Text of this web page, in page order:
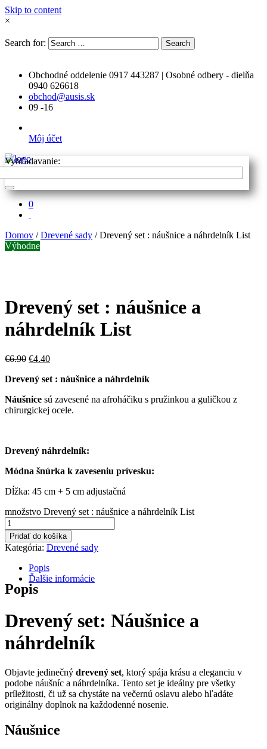
Skip to content
×
Search for: Search
Obchodné oddelenie 0917 443287 | Osobné odbery - dielňa
0940 626618
obchod@ausis.sk
09 -16
Môj účet
Vyhľadavanie:
0
Domov /Drevené sady / Drevený set : náušnice a náhrdelník List
Výhodne
Drevený set : náušnice a
náhrdelník List
€6.90 €4.40
Drevený set : náušnice a náhrdelník
Náušnice sú zavesené na afroháčiku s pružinkou a guličkou z
chirurgickej ocele.
Drevený náhrdelník:
Módna šnúrka k zaveseniu prívesku:
Dĺžka: 45 cm + 5 cm adjustačná
množstvo Drevený set : náušnice a náhrdelník List
Pridať do košíka
Kategória: Drevené sady
Popis
Ďalšie informácie
Popis
Drevený set: Náušnice a
náhrdelník
Objavte jedinečný drevený set, ktorý spája krásu a eleganciu v
podobe náušníc a náhrdelníka. Tento set je ideálny pre všetky
príležitosti, či už sa chystáte na večernú oslavu alebo hľadáte
originálny doplnok na každodenné nosenie.
Náušnice